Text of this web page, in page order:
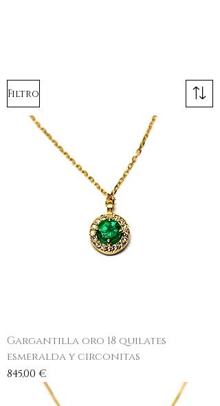
Filtro
Gargantilla oro 18 quilates
esmeralda y circonitas
Precio
845,00 €